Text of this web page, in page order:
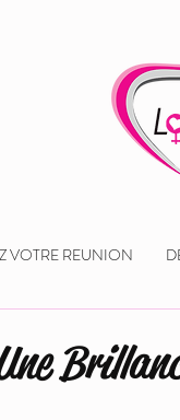
VOTRE REUNION